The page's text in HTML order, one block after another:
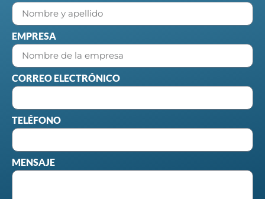
EMPRESA
CORREO ELECTRÓNICO
TELÉFONO
MENSAJE